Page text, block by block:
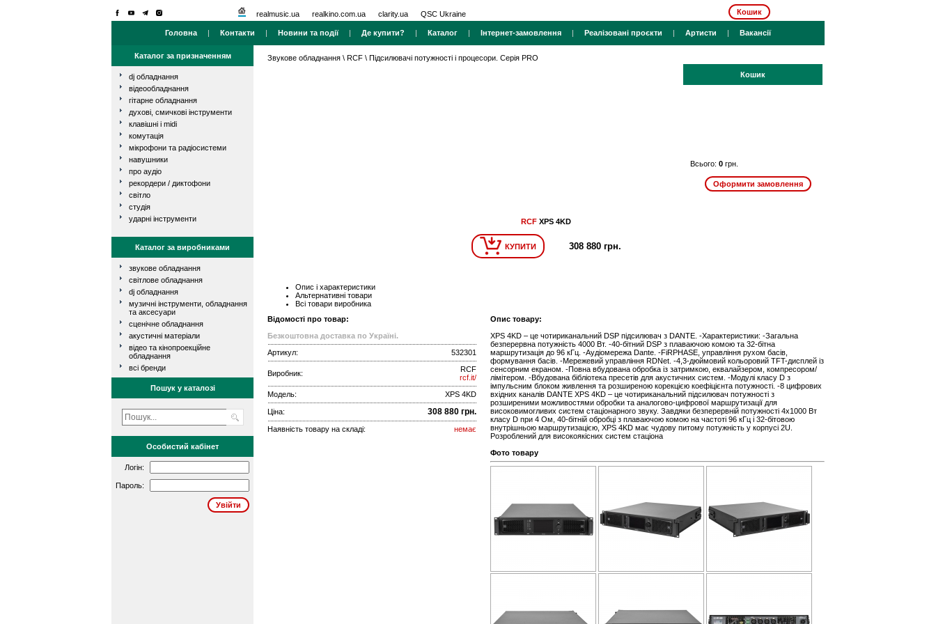
realmusic.ua realkino.com.ua clarity.ua QSC Ukraine Кошик
Головна | Контакти | Новини та події| Де купити? | Каталог | Інтернет-замовлення | Реалізовані проєкти | Артисти | Вакансії
Каталог за призначенням
dj обладнання
відеообладнання
гітарне обладнання
духові, смичкові інструменти
клавішні і midi
комутація
мікрофони та радіосистеми
навушники
про аудіо
рекордери / диктофони
світло
студія
ударні інструменти
Каталог за виробниками
звукове обладнання
світлове обладнання
dj обладнання
музичні інструменти, обладнання
та аксесуари
сценічне обладнання
акустичні матеріали
відео та кінопроекційне
обладнання
всі бренди
Пошук у каталозі
Особистий кабінет
Логін:
Пароль:
Звукове обладнання \ RCF \ Підсилювачі потужності і процесори. Серія PRO
Кошик
Всього: 0 грн.
RCF XPS 4KD
КУПИТИ 308 880 грн.
Опис і характеристики
Альтернативні товари
Всі товари виробника
Відомості про товар:
Безкоштовна доставка по Україні.
Артикул:
532301
Виробник:
RCF
rcf.it/
Модель:
XPS 4KD
Ціна: 308 880 грн.
Наявність товару на складі: немає
Опис товару:
XPS 4KD – це чотириканальний DSP підсилювач з DANTE. -Характеристики: -Загальна
безперервна потужність 4000 Вт. -40-бітний DSP з плаваючою комою та 32-бітна
маршрутизація до 96 кГц. -Аудіомережа Dante. -FiRPHASE, управління рухом басів,
формування басів. -Мережевий управління RDNet. -4,3-дюймовий кольоровий TFT-дисплей із
сенсорним екраном. -Повна вбудована обробка із затримкою, еквалайзером, компресором/
лімітером. -Вбудована бібліотека пресетів для акустичних систем. -Модулі класу D з
імпульсним блоком живлення та розширеною корекцією коефіцієнта потужності. -8 цифрових
вхідних каналів DANTE XPS 4KD – це чотириканальний підсилювач потужності з
розширеними можливостями обробки та аналогово-цифрової маршрутизації для
високовимогливих систем стаціонарного звуку. Завдяки безперервній потужності 4x1000 Вт
класу D при 4 Ом, 40-бітній обробці з плаваючою комою на частоті 96 кГц і 32-бітовою
внутрішньою маршрутизацією, XPS 4KD має чудову питому потужність у корпусі 2U.
Розроблений для високоякісних систем стаціона
Фото товару